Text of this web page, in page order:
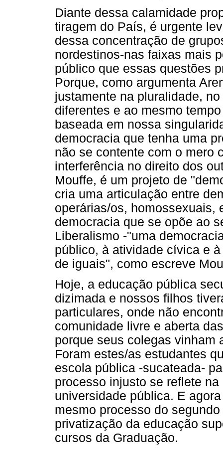
Diante dessa calamidade
tiragem do País, é urgente
dessa concentração de
nordestinos-nas faixas mais
público que essas questões
Porque, como argumenta
justamente na pluralidade,
diferentes e ao mesmo
baseada em nossa
democracia que tenha uma
não se contente com o mero
interferência no direito dos
Mouffe, é um projeto de
cria uma articulação entre
operárias/os, homossexuais,
democracia que se opõe ao
Liberalismo -"uma
público, à atividade cívica e
de iguais", como escreve
Hoje, a educação pública
dizimada e nossos filhos
particulares, onde não
comunidade livre e aberta
porque seus colegas vinham
Foram estes/as estudantes
escola pública -sucateada-
processo injusto se reflete
universidade pública. E
mesmo processo do
privatização da educação
cursos da Graduação.